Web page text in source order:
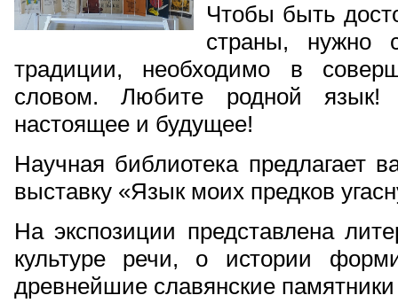
Чтобы быть
страны, нужно
традиции, необходимо в
словом. Любите родной
настоящее и будущее!
Научная библиотека предлагает
выставку «Язык моих предков
На экспозиции представлена
культуре речи, о истории
древнейшие славянские